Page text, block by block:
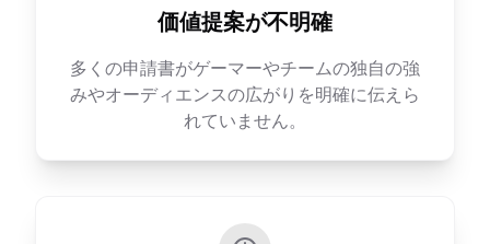
価値提案が不明確
多くの申請書がゲーマーやチームの独自の強
みやオーディエンスの広がりを明確に伝えら
れていません。